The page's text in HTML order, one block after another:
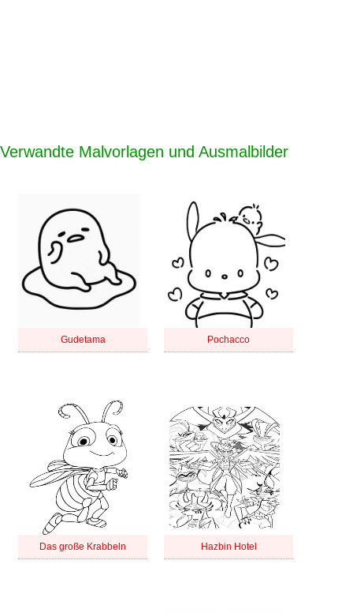
Verwandte Malvorlagen und Ausmalbilder
Gudetama Pochacco
Das große Krabbeln Hazbin Hotel